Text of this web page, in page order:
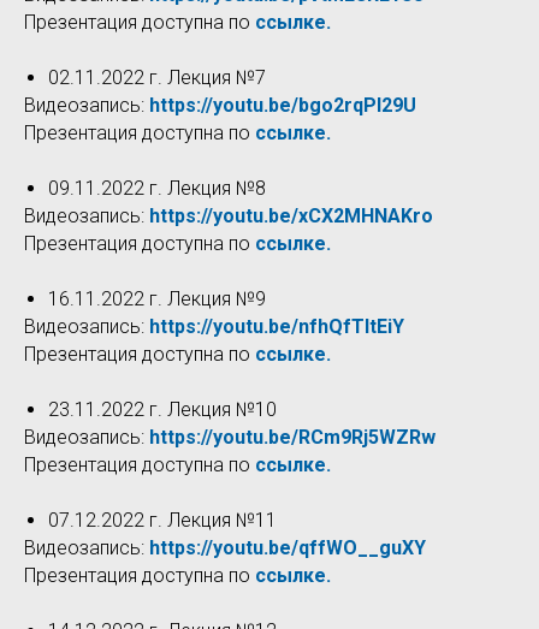
Презентация доступна по ссылке.
02.11.2022 г. Лекция №7
Видеозапись: https://youtu.be/bgo2rqPl29U
Презентация доступна по ссылке.
09.11.2022 г. Лекция №8
Видеозапись: https://youtu.be/xCX2MHNAKro
Презентация доступна по ссылке.
16.11.2022 г. Лекция №9
Видеозапись: https://youtu.be/nfhQfTItEiY
Презентация доступна по ссылке.
23.11.2022 г. Лекция №10
Видеозапись: https://youtu.be/RCm9Rj5WZRw
Презентация доступна по ссылке.
07.12.2022 г. Лекция №11
Видеозапись: https://youtu.be/qffWO__guXY
Презентация доступна по ссылке.